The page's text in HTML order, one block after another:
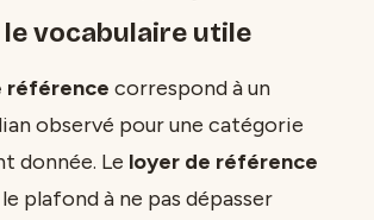
le vocabulaire utile
référence correspond à un
observé pour une catégorie
donnée. Le loyer de référence
plafond à ne pas dépasser